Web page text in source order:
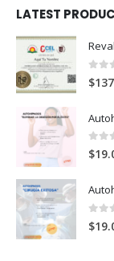
LATEST
0
$
0 de
$
0 de
$